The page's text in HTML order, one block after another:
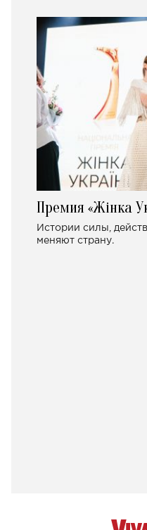
Премия «Жінка
Истории силы,
меняют страну.